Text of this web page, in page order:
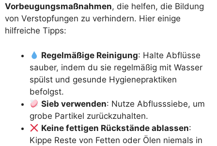
Vorbeugungsmaßnahmen, die helfen, die Bildung
von Verstopfungen zu verhindern. Hier einige
hilfreiche Tipps:
Regelmäßige Reinigung: Halte Abflüsse
sauber, indem du sie regelmäßig mit Wasser
spülst und gesunde Hygienepraktiken
befolgst.
Sieb verwenden: Nutze Abflusssiebe, um
grobe Partikel zurückzuhalten.
Keine fettigen Rückstände ablassen:
Kippe Reste von Fetten oder Ölen niemals in